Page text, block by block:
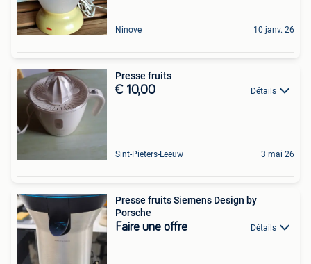
Ninove 10 janv. 26
Presse fruits
€ 10,00 Détails
Sint-Pieters-Leeuw 3 mai 26
Presse fruits Siemens Design by
Porsche
Faire une offre Détails